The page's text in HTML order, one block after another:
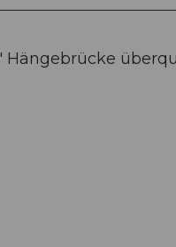
Hängebrücke